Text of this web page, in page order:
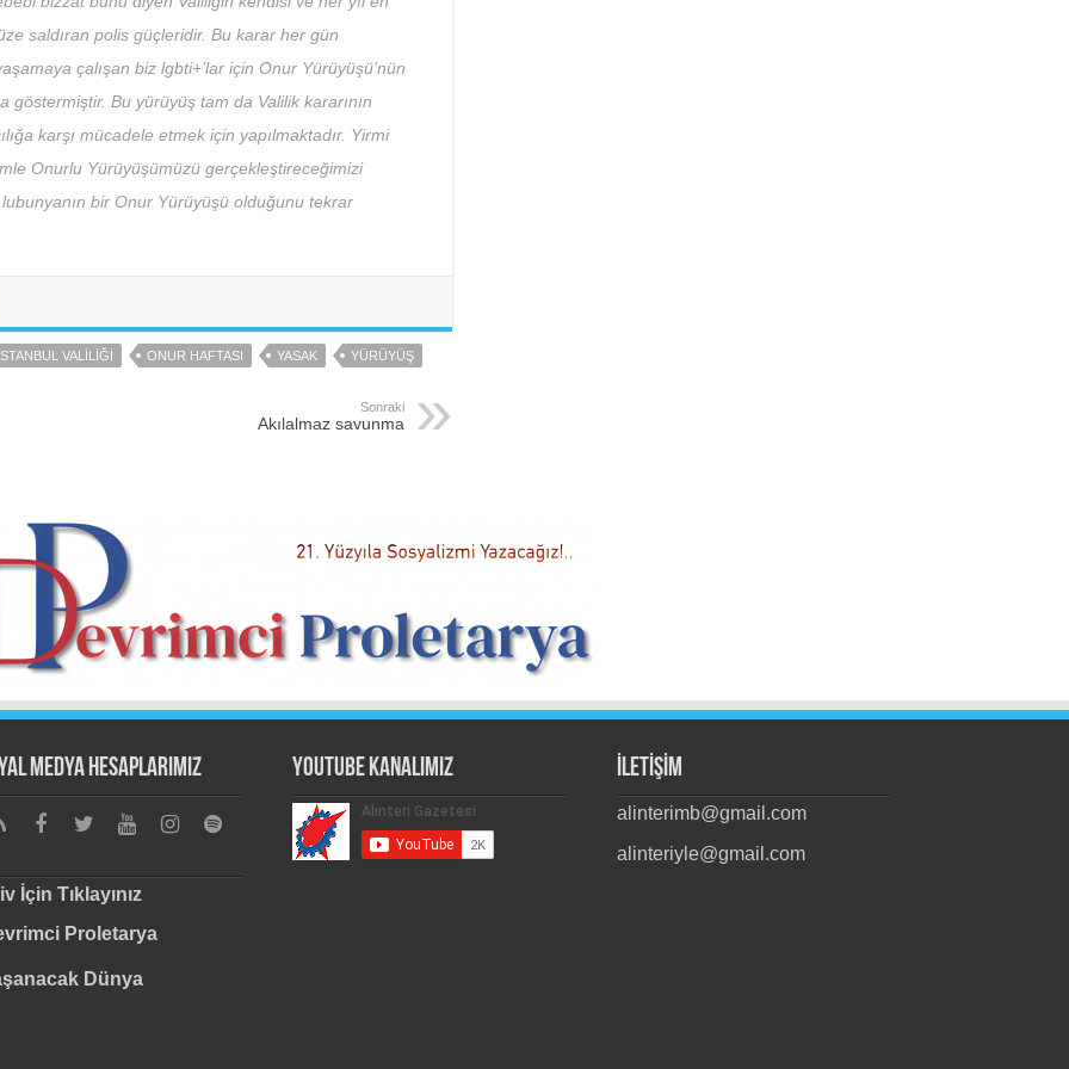
saldıran polis güçleridir. Bu karar her gün
çalışan biz lgbti+’lar için Onur Yürüyüşü’nün
Bu yürüyüş tam da Valilik kararının
karşı mücadele etmek için yapılmaktadır. Yirmi
Onurlu Yürüyüşümüzü gerçekleştireceğimizi
bir Onur Yürüyüşü olduğunu tekrar
VALILIĞI ONUR HAFTASI YASAK YÜRÜYÜŞ
Sonraki
Akılalmaz savunma
Medya Hesaplarımız
İçin Tıklayınız
Proletarya
Dünya
Youtube Kanalımız İLETİŞİM
alinterimb@gmail.com
alinteriyle@gmail.com